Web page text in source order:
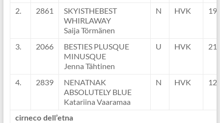
2. 2861
SKYISTHEBEST
WHIRLAWAY
Saija Törmänen
N HVK
3. 2066
BESTIES PLUSQUE
MINUSQUE
Jenna Tähtinen
U HVK
4. 2839
NENATNAK
ABSOLUTELY BLUE
Katariina Vaaramaa
N HVK
cirneco dell’etna